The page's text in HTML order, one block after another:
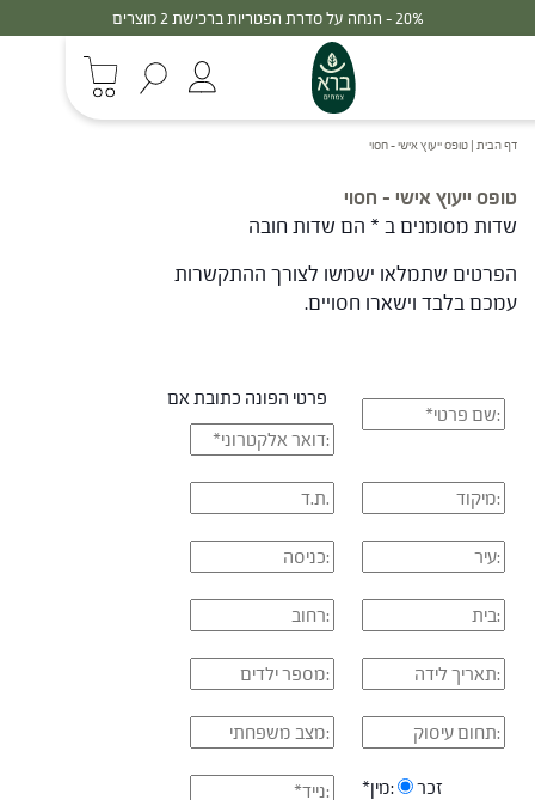
30% - הנחה על סדרת הפטריות ברכישת 3 מוצרים
דף הבית | טופס ייעוץ אישי – חסוי
טופס ייעוץ אישי – חסוי
שדות מסומנים ב * הם שדות חובה
הפרטים שתמלאו ישמשו לצורך ההתקשרות
עמכם בלבד וישארו חסויים.
פרטי הפונה
*מין:
זכר
כתובתאם